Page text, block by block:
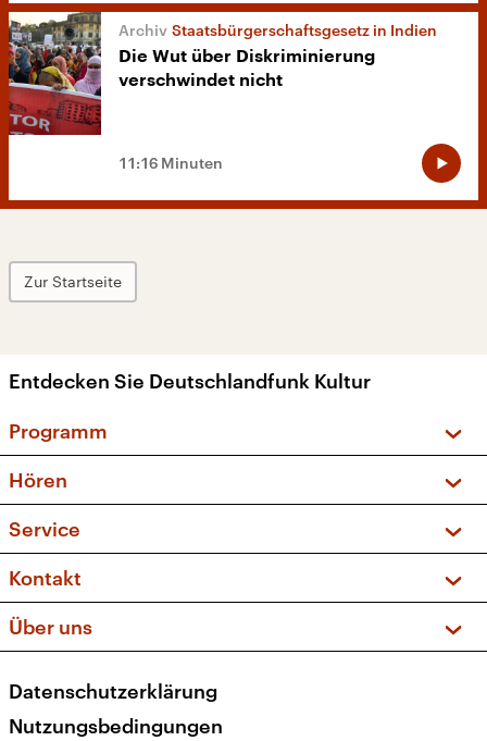
Staatsbürgerschaftsgesetz in Indien
Die Wut über Diskriminierung
verschwindet nicht
11:16 Minuten
Zur Startseite
Entdecken Sie Deutschlandfunk Kultur
Programm
Sendungen und Podcasts
Musikliste
Kakadu – Das Kinderprogramm
Hören
Frequenzen (UKW + DAB+)
Service
FAQ
Apps
Newsletter
Veranstaltungen
Kontakt
Social Media
Über uns
Presse
Datenschutzerklärung
Nutzungsbedingungen